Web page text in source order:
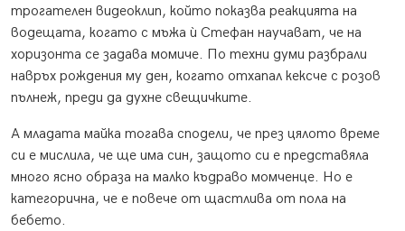
трогателен видеоклип, който показва реакцията на
водещата, когато с мъжа ѝ Стефан научават, че на
хоризонта се задава момиче. По техни думи разбрали
навръх рождения му ден, когато отхапал кексче с розов
пълнеж, преди да духне свещичките.
А младата майка тогава сподели, че през цялото време
си е мислила, че ще има син, защото си е представяла
много ясно образа на малко къдраво момченце. Но е
категорична, че е повече от щастлива от пола на
бебето.